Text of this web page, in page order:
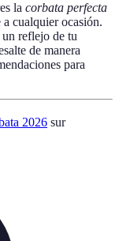
la corbata perfecta
cualquier ocasión.
un reflejo de tu
de manera
para
2026 sur